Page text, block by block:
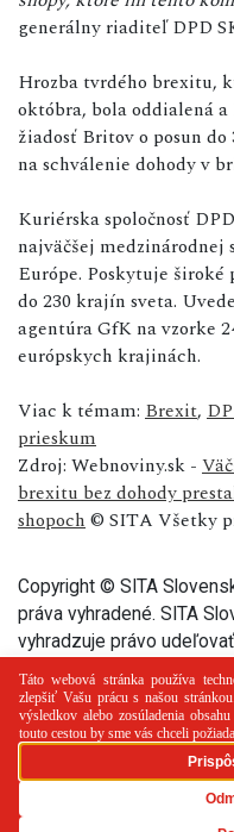
generálny riaditeľ DPD
Hrozba tvrdého brexitu,
októbra, bola oddialená
žiadosť Britov o posun do
na schválenie dohody v
Kuriérska spoločnosť
najväčšej
Európe. Poskytuje
do 230 krajín sveta.
agentúra GfK na vzorke
európskych krajinách.
Viac k témam: Brexit,
prieskum
Zdroj: Webnoviny.sk -
brexitu bez dohody
shopoch© SITA Všetky
Copyright © SITA
práva vyhradené. SITA
vyhradzuje právo
a na verejný prenos tohto
PR článok